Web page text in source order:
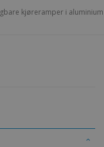
kjøreramper i aluminium